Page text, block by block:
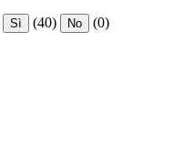
Sì (40) No (0)